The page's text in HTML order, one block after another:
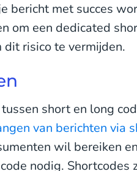
bericht met succes
om een dedicated
dit risico te vermijden.
short en long
van berichten via
wil bereiken
nodig. Shortcodes